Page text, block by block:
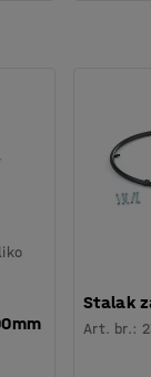
Stalak
Art. br.: